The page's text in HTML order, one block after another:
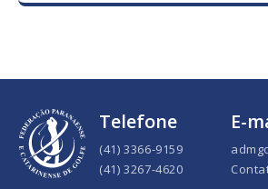
Telefone
(41) 3366-9159
(41) 3267-4620
E-